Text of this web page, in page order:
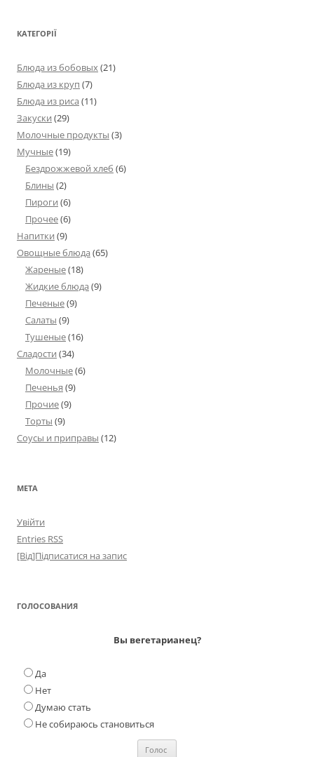
КАТЕГОРІЇ
Блюда из бобовых(21)
Блюда из круп (7)
Блюда из риса (11)
Закуски (29)
Молочные продукты (3)
Мучные(19)
Бездрожжевой хлеб (6)
Блины (2)
Пироги (6)
Прочее(6)
Напитки (9)
Овощные блюда (65)
Жареные(18)
Жидкие блюда (9)
Печеные(9)
Салаты (9)
Тушеные(16)
Сладости (34)
Молочные(6)
Печенья (9)
Прочие(9)
Торты (9)
Соусы и приправы (12)
МЕТА
Увійти
Entries RSS
[Від]Підписатися на запис
ГОЛОСОВАНИЯ
Вы вегетарианец?
Да
Нет
Думаю стать
Не собираюсь становиться